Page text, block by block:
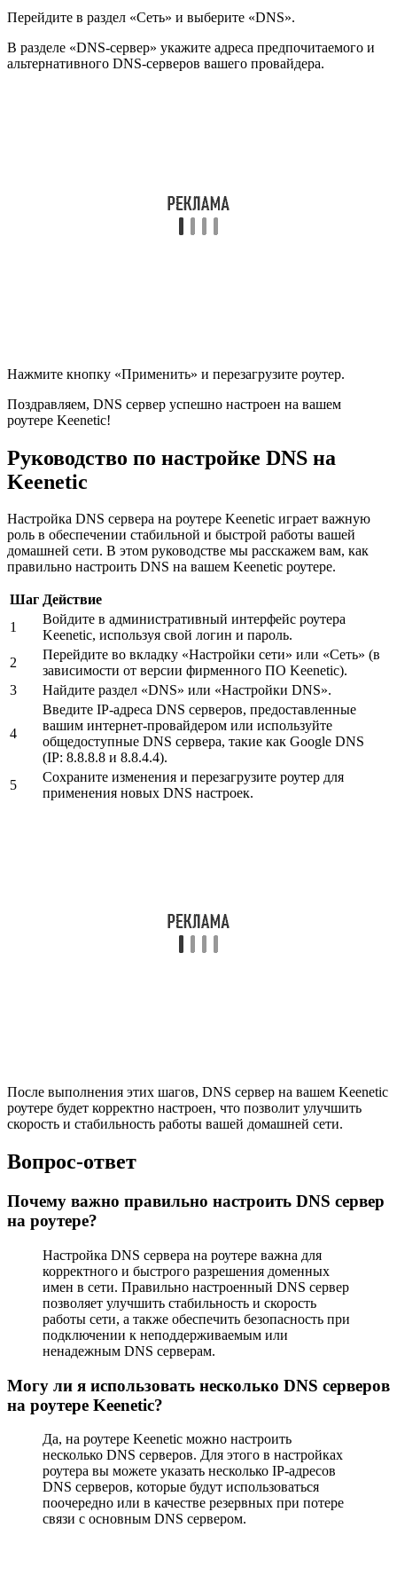
Перейдите в раздел «Сеть» и выберите «DNS».
В разделе «DNS-сервер» укажите адреса предпочитаемого и
альтернативного DNS-серверов вашего провайдера.
Нажмите кнопку «Применить» и перезагрузите роутер.
Поздравляем, DNS сервер успешно настроен на вашем
роутере Keenetic!
Руководство по настройке DNS на
Keenetic
Настройка DNS сервера на роутере Keenetic играет важную
роль в обеспечении стабильной и быстрой работы вашей
домашней сети. В этом руководстве мы расскажем вам, как
правильно настроить DNS на вашем Keenetic роутере.
Шаг Действие
1
Войдите в административный интерфейс роутера
Keenetic, используя свой логин и пароль.
2
Перейдите во вкладку «Настройки сети» или «Сеть» (в
зависимости от версии фирменного ПО Keenetic).
3
Найдите раздел «DNS» или «Настройки DNS».
4
Введите IP-адреса DNS серверов, предоставленные
вашим интернет-провайдером или используйте
общедоступные DNS сервера, такие как Google DNS
(IP: 8.8.8.8 и 8.8.4.4).
5
Сохраните изменения и перезагрузите роутер для
применения новых DNS настроек.
После выполнения этих шагов, DNS сервер на вашем Keenetic
роутере будет корректно настроен, что позволит улучшить
скорость и стабильность работы вашей домашней сети.
Вопрос-ответ
Почему важно правильно настроить DNS сервер
на роутере?
Настройка DNS сервера на роутере важна для
корректного и быстрого разрешения доменных
имен в сети. Правильно настроенный DNS сервер
позволяет улучшить стабильность и скорость
работы сети, а также обеспечить безопасность при
подключении к неподдерживаемым или
ненадежным DNS серверам.
Могу ли я использовать несколько DNS серверов
на роутере Keenetic?
Да, на роутере Keenetic можно настроить
несколько DNS серверов. Для этого в настройках
роутера вы можете указать несколько IP-адресов
DNS серверов, которые будут использоваться
поочередно или в качестве резервных при потере
связи с основным DNS сервером.